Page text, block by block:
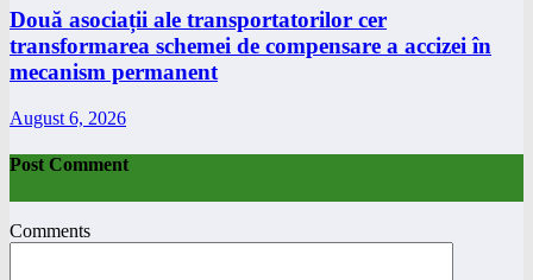
Două asociații ale transportatorilor cer
transformarea schemei de compensare a accizei în
mecanism permanent
August 6, 2026
Post Comment
Comments